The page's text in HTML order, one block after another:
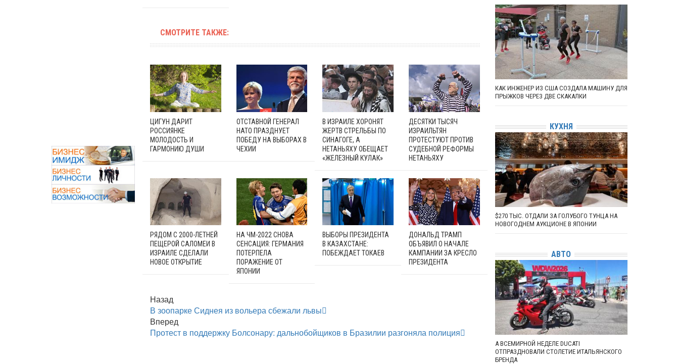
СМОТРИТЕ ТАКЖЕ:
ЦИГУН ДАРИТ
РОССИЯНКЕ
МОЛОДОСТЬ И
ГАРМОНИЮ ДУШИ
ОТСТАВНОЙ ГЕНЕРАЛ
НАТО ПРАЗДНУЕТ
ПОБЕДУ НА ВЫБОРАХ В
ЧЕХИИ
В ИЗРАИЛЕ ХОРОНЯТ
ЖЕРТВ СТРЕЛЬБЫ ПО
СИНАГОГЕ, А
НЕТАНЬЯХУ ОБЕЩАЕТ
«ЖЕЛЕЗНЫЙ КУЛАК»
ДЕСЯТКИ ТЫСЯЧ
ИЗРАИЛЬТЯН
ПРОТЕСТУЮТ ПРОТИВ
СУДЕБНОЙ РЕФОРМЫ
НЕТАНЬЯХУ
РЯДОМ С 2000-ЛЕТНЕЙ
ПЕЩЕРОЙ САЛОМЕИ В
ИЗРАИЛЕ СДЕЛАЛИ
НОВОЕ ОТКРЫТИЕ
НА ЧМ-2022 СНОВА
СЕНСАЦИЯ: ГЕРМАНИЯ
ПОТЕРПЕЛА
ПОРАЖЕНИЕ ОТ
ЯПОНИИ
ВЫБОРЫ ПРЕЗИДЕНТА
В КАЗАХСТАНЕ:
ПОБЕЖДАЕТ ТОКАЕВ
ДОНАЛЬД ТРАМП
ОБЪЯВИЛ О НАЧАЛЕ
КАМПАНИИ ЗА КРЕСЛО
ПРЕЗИДЕНТА
Назад
В зоопарке Сиднея из вольера сбежали львы
Вперед
Протест в поддержку Болсонару: дальнобойщиков в Бразилии разгоняла полиция
КАК ИНЖЕНЕР ИЗ США СОЗДАЛА МАШИНУ ДЛЯ
ПРЫЖКОВ ЧЕРЕЗ ДВЕ СКАКАЛКИ
КУХНЯ
$270 ТЫС. ОТДАЛИ ЗА ГОЛУБОГО ТУНЦА НА
НОВОГОДНЕМ АУКЦИОНЕ В ЯПОНИИ
АВТО
А ВСЕМИРНОЙ НЕДЕЛЕ DUCATI
ОТПРАЗДНОВАЛИ СТОЛЕТИЕ ИТАЛЬЯНСКОГО
БРЕНДА